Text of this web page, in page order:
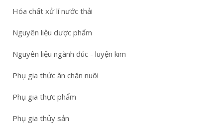
Hóa chất xử lí nước thải
Nguyên liệu dược phẩm
Nguyên liệu ngành đúc - luyện kim
Phụ gia thức ăn chăn nuôi
Phụ gia thực phẩm
Phụ gia thủy sản